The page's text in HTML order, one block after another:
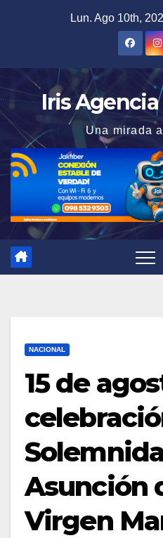
Lun. Ago 10th,
Iris
Una mirada
NACIONAL
15 de
Asunción
Virgen